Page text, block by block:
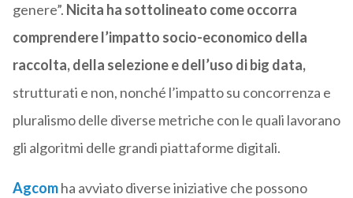
genere”. Nicita ha sottolineato come occorra
comprendere l’impatto socio-economico della
raccolta, della selezione e dell’uso di big data,
strutturati e non, nonché l’impatto su concorrenza e
pluralismo delle diverse metriche con le quali lavorano
gli algoritmi delle grandi piattaforme digitali.
Agcomha avviato diverse iniziative che possono